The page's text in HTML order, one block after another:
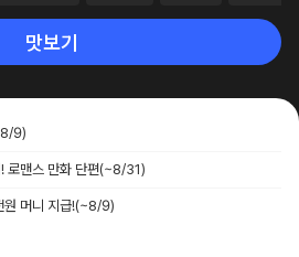
맛보기
9)
로맨스 만화 단편(~8/31)
머니 지급!(~8/9)